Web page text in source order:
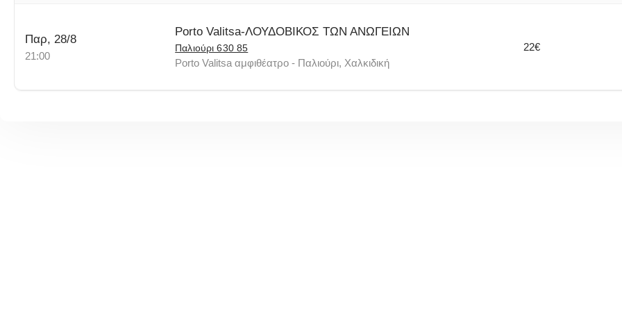
Παρ, 28/8
21:00
Porto Valitsa-ΛΟΥΔΟΒΙΚΟΣ ΤΩΝ ΑΝΩΓΕΙΩΝ
Παλιούρι 630 85
Porto Valitsa αμφιθέατρο - Παλιούρι, Χαλκιδική
22€